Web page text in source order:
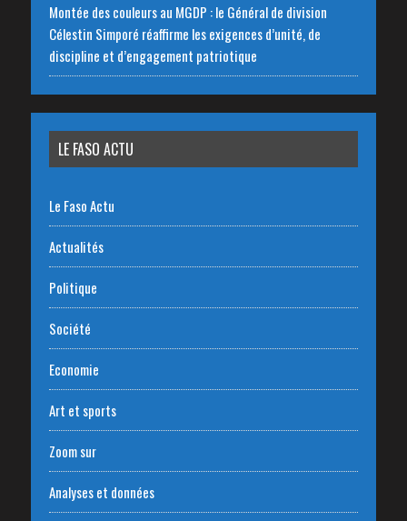
Montée des couleurs au MGDP : le Général de division
Célestin Simporé réaffirme les exigences d’unité, de
discipline et d’engagement patriotique
LE FASO ACTU
Le Faso Actu
Actualités
Politique
Société
Economie
Art et sports
Zoom sur
Analyses et données